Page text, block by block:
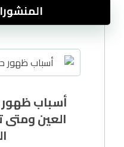
أسباب
العين